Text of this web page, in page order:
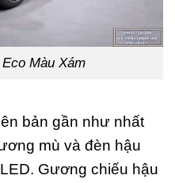
Màu Xám
bản gần như nhất
mù và đèn hậu
Gương chiếu hậu